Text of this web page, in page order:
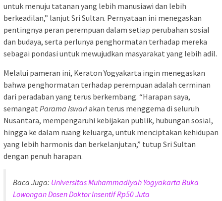
untuk menuju tatanan yang lebih manusiawi dan lebih
berkeadilan,” lanjut Sri Sultan. Pernyataan ini menegaskan
pentingnya peran perempuan dalam setiap perubahan sosial
dan budaya, serta perlunya penghormatan terhadap mereka
sebagai pondasi untuk mewujudkan masyarakat yang lebih adil.
Melalui pameran ini, Keraton Yogyakarta ingin menegaskan
bahwa penghormatan terhadap perempuan adalah cerminan
dari peradaban yang terus berkembang. “Harapan saya,
semangat Parama Iswariakan terus menggema di seluruh
Nusantara, mempengaruhi kebijakan publik, hubungan sosial,
hingga ke dalam ruang keluarga, untuk menciptakan kehidupan
yang lebih harmonis dan berkelanjutan,” tutup Sri Sultan
dengan penuh harapan.
Baca Juga: Universitas Muhammadiyah Yogyakarta Buka
Lowongan Dosen Doktor Insentif Rp50 Juta